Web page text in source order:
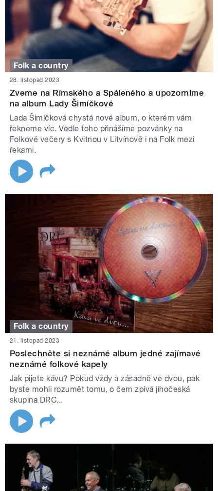
Folk a country
28. listopad 2023
Zveme na Rímského a Spáleného a upozorníme
na album Lady Šimíčkové
Lada Šimíčková chystá nové album, o kterém vám
řekneme víc. Vedle toho přinášíme pozvánky na
Folkové večery s Kvitnou v Litvínově i na Folk mezi
řekami.
Folk a country
21. listopad 2023
Poslechněte si neznámé album jedné zajímavé
neznámé folkové kapely
Jak pijete kávu? Pokud vždy a zásadně ve dvou, pak
byste mohli rozumět tomu, o čem zpívá jihočeská
skupina DRC...